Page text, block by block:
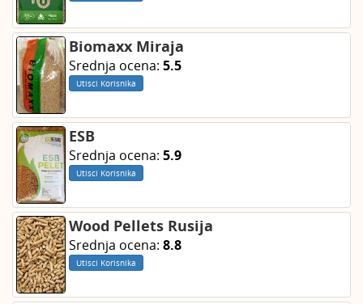
Biomaxx Miraja
Srednja ocena: 5.5
Utisci Korisnika
ESB
Srednja ocena: 5.9
Utisci Korisnika
Wood Pellets Rusija
Srednja ocena: 8.8
Utisci Korisnika